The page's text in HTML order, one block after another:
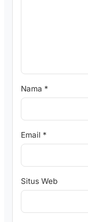
Nama *
Email *
Situs Web